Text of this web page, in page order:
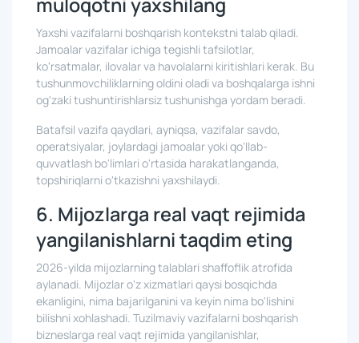
Yaxshi vazifalarni boshqarish kontekstni talab qiladi.
Jamoalar vazifalar ichiga tegishli tafsilotlar,
ko'rsatmalar, ilovalar va havolalarni kiritishlari kerak. Bu
tushunmovchiliklarning oldini oladi va boshqalarga ishni
og'zaki tushuntirishlarsiz tushunishga yordam beradi.
Batafsil vazifa qaydlari, ayniqsa, vazifalar savdo,
operatsiyalar, joylardagi jamoalar yoki qo'llab-
quvvatlash bo'limlari o'rtasida harakatlanganda,
topshiriqlarni o'tkazishni yaxshilaydi.
6. Mijozlarga real vaqt rejimida
yangilanishlarni taqdim eting
2026-yilda mijozlarning talablari shaffoflik atrofida
aylanadi. Mijozlar o'z xizmatlari qaysi bosqichda
ekanligini, nima bajarilganini va keyin nima bo'lishini
bilishni xohlashadi. Tuzilmaviy vazifalarni boshqarish
bizneslarga real vaqt rejimida yangilanishlar,